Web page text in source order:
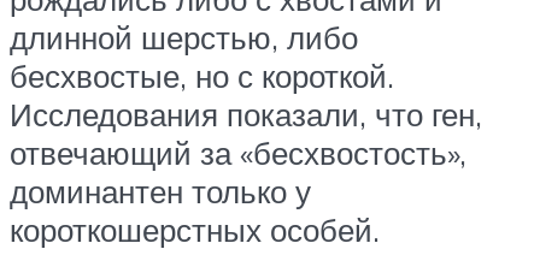
длинной шерстью, либо
бесхвостые, но с короткой.
Исследования показали, что ген,
отвечающий за «бесхвостость»,
доминантен только у
короткошерстных особей.